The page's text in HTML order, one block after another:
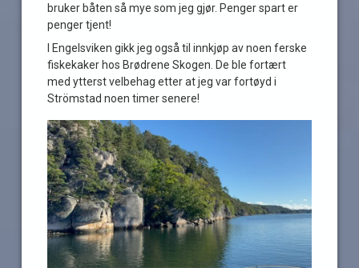
bruker båten så mye som jeg gjør. Penger spart er
penger tjent!
I Engelsviken gikk jeg også til innkjøp av noen ferske
fiskekaker hos Brødrene Skogen. De ble fortært
med ytterst velbehag etter at jeg var fortøyd i
Strömstad noen timer senere!